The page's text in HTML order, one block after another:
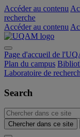
Accéder au contenu
recherche
Accéder au contenu
Page d'accueil de
Plan du campus
Laboratoire de
Search
Chercher dans ce site